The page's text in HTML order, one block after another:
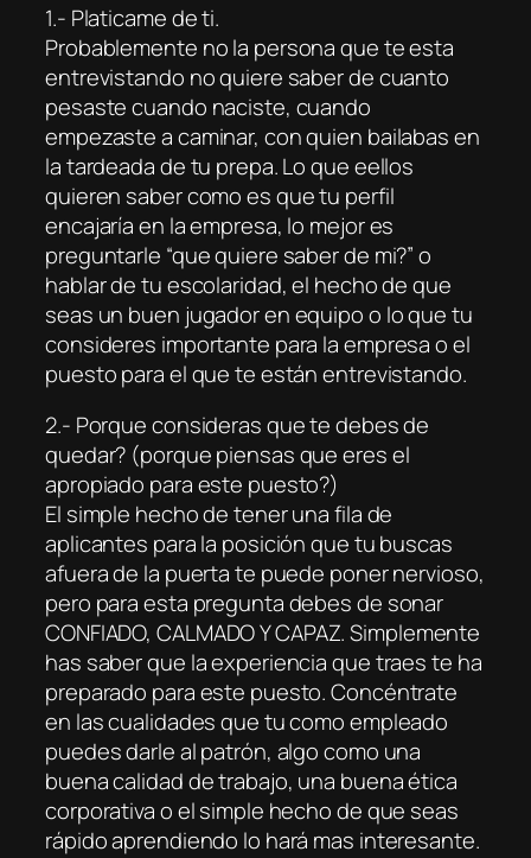
1.- Platicame de ti.
Probablemente no la persona que te esta
entrevistando no quiere saber de cuanto
pesaste cuando naciste, cuando
empezaste a caminar, con quien bailabas en
la tardeada de tu prepa. Lo que eellos
quieren saber como es que tu perfil
encajaría en la empresa, lo mejor es
preguntarle “que quiere saber de mi?” o
hablar de tu escolaridad, el hecho de que
seas un buen jugador en equipo o lo que tu
consideres importante para la empresa o el
puesto para el que te están entrevistando.
2.- Porque consideras que te debes de
quedar? (porque piensas que eres el
apropiado para este puesto?)
El simple hecho de tener una fila de
aplicantes para la posición que tu buscas
afuera de la puerta te puede poner nervioso,
pero para esta pregunta debes de sonar
CONFIADO, CALMADO Y CAPAZ. Simplemente
has saber que la experiencia que traes te ha
preparado para este puesto. Concéntrate
en las cualidades que tu como empleado
puedes darle al patrón, algo como una
buena calidad de trabajo, una buena ética
corporativa o el simple hecho de que seas
rápido aprendiendo lo hará mas interesante.